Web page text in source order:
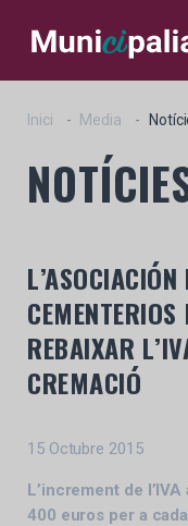
Inici Media
REBAIXAR
CREMACIÓ
15 Octubre 2015
L’increment de
400 euros per a